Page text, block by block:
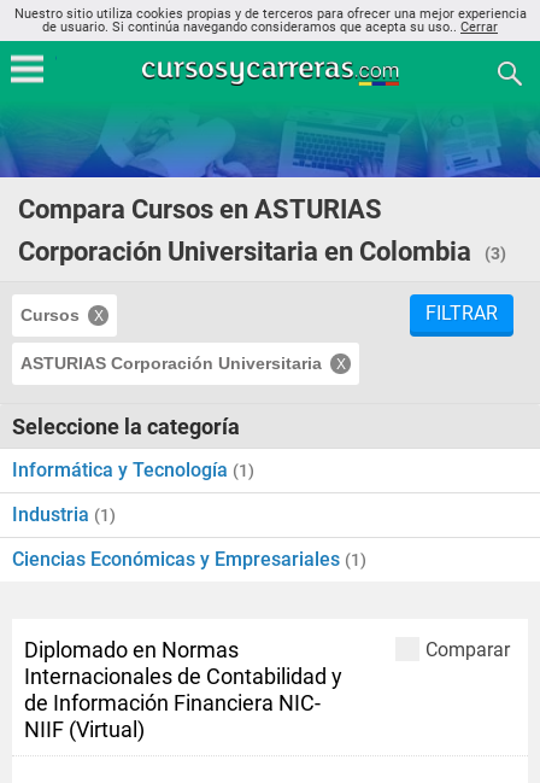
Nuestro sitio utiliza cookies propias y de terceros para ofrecer una mejor experiencia
de usuario. Si continúa navegando consideramos que acepta su uso.. Cerrar
Compara Cursos en ASTURIAS
Corporación Universitaria en Colombia
(3)
Cursos
ASTURIAS Corporación Universitaria
FILTRAR
Seleccione la categoría
Informática y Tecnología (1)
Industria (1)
Ciencias Económicas y Empresariales (1)
Comparar
Diplomado en Normas
Internacionales de Contabilidad y
de Información Financiera NIC-
NIIF (Virtual)